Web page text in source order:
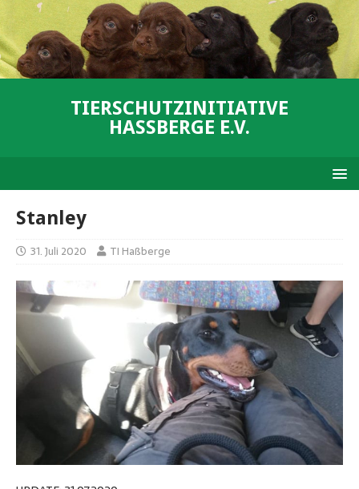
TIERSCHUTZINITIATIVE
HASSBERGE E.V.
Stanley
31. Juli 2020 TI Haßberge